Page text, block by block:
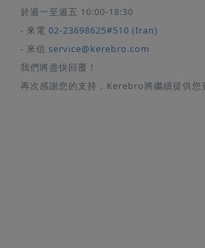
於週一至週五 10:00-18:30
- 來電 02-23698625#510 (Iran)
- 來信 service@kerebro.com
我們將盡快回覆！
再次感謝您的支持，Kerebro將繼續提供您